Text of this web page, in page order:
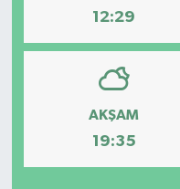
12:29
AKŞAM
19:35